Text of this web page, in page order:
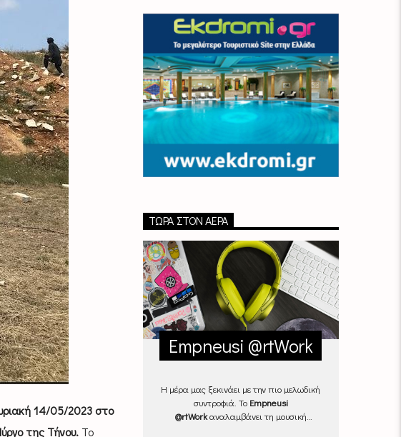
14/05/2023 στο
της Τήνου.Το
ΤΏΡΑ ΣΤΟΝ ΑΈΡΑ
Empneusi @rtWork
Η μέρα μας ξεκινάει με την πιο μελωδική
συντροφιά. Το Empneusi
@rtWorkαναλαμβάνει τη μουσική